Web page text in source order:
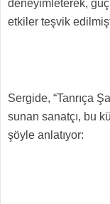
deneyimleterek,
etkiler teşvik
Sergide, “Tanrıça
sunan sanatçı, bu
şöyle anlatıyor: